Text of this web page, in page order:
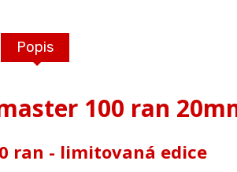
Popis
100 ran
ran - limitovaná edice